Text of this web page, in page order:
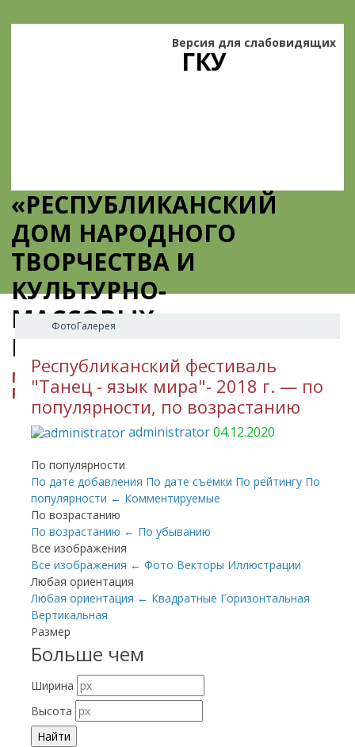
ГКУ
«РЕСПУБЛИКАНСКИЙ
ДОМ НАРОДНОГО
ТВОРЧЕСТВА И
КУЛЬТУРНО-
МАССОВЫХ
МЕРОПРИЯТИЙ»
МИНИСТЕРСТВО КУЛЬТУРЫ
РЕСПУБЛИКИ ИНГУШЕТИЯ
Версия для слабовидящих
ФотоГалерея
Республиканский фестиваль
"Танец - язык мира"- 2018 г. — по
популярности, по возрастанию
administrator04.12.2020
По популярности
По дате добавления По дате съёмки По рейтингу По
популярности ← Комментируемые
По возрастанию
По возрастанию ← По убыванию
Все изображения
Все изображения ← Фото Векторы Иллюстрации
Любая ориентация
Любая ориентация ← Квадратные Горизонтальная
Вертикальная
Размер
Больше чем
Ширина
Высота